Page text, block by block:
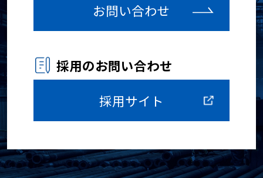
お問い合わせ
採用のお問い合わせ
採用サイト